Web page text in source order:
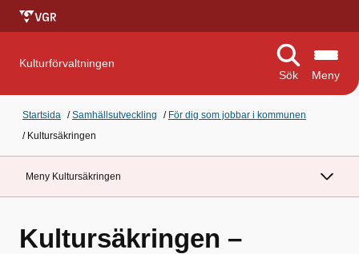
Kulturförvaltningen
Sök
Meny
Startsida /Samhällsutveckling / För dig som jobbar i kommunen
/ Kultursäkringen
Meny Kultursäkringen
Kultursäkringen –